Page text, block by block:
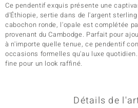
Ce pendentif exquis présente une
d'Éthiopie, sertie dans de l'argent
cabochon ronde, l'opale est complétée
provenant du Cambodge. Parfait pour
à n'importe quelle tenue, ce pendentif
occasions formelles qu'au luxe
fine pour un look raffiné.
Détails de